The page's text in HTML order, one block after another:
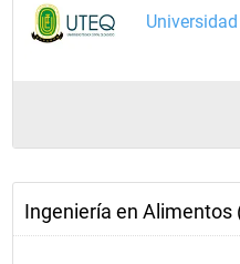
Ingeniería en Alimentos